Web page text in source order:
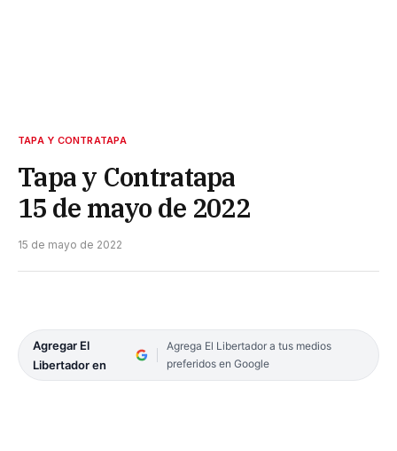
TAPA Y CONTRATAPA
Tapa y Contratapa
15 de mayo de 2022
15 de mayo de 2022
Agregar El
Libertador en
Agrega El Libertador a tus medios
preferidos en Google